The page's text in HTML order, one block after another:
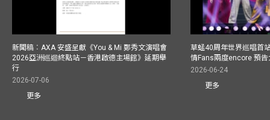
新聞稿︰AXA 安盛呈獻《You & Mi 鄭秀文演唱會
2026亞洲巡迴終點站－香港啟德主場館》延期舉
行
2026-07-06
更多
草蜢40周年世界巡唱首
情Fans兩度encore 預
2026-06-24
更多